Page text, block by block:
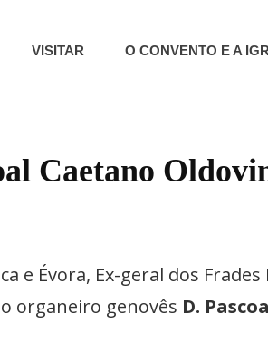
| Colecção De Presépios
VISITAR O CONVENTO E A
Caetano
e Évora, Ex-geral dos
organeiro genovês D.